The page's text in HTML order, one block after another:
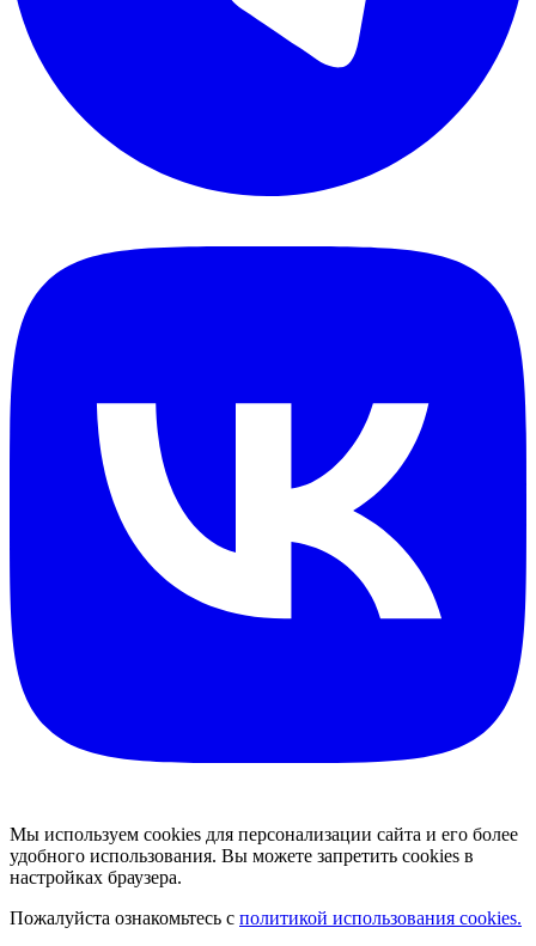
Мы используем cookies для персонализации сайта и его более
удобного использования. Вы можете запретить cookies в
настройках браузера.
Пожалуйста ознакомьтесь с политикой использования cookies.